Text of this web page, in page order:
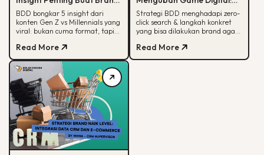
yang Mau Tumbuh Lewat
Konten
BDD bongkar 5 insight dari
konten Gen Z vs Millennials yang
viral: bukan cuma format, tapi
Read More
Begini Strategi BDD & Apa
yang Bisa Dilakukan Brand
Strategi BDD menghadapi zero-
click search & langkah konkret
yang bisa dilakukan brand agar
Google
Read More